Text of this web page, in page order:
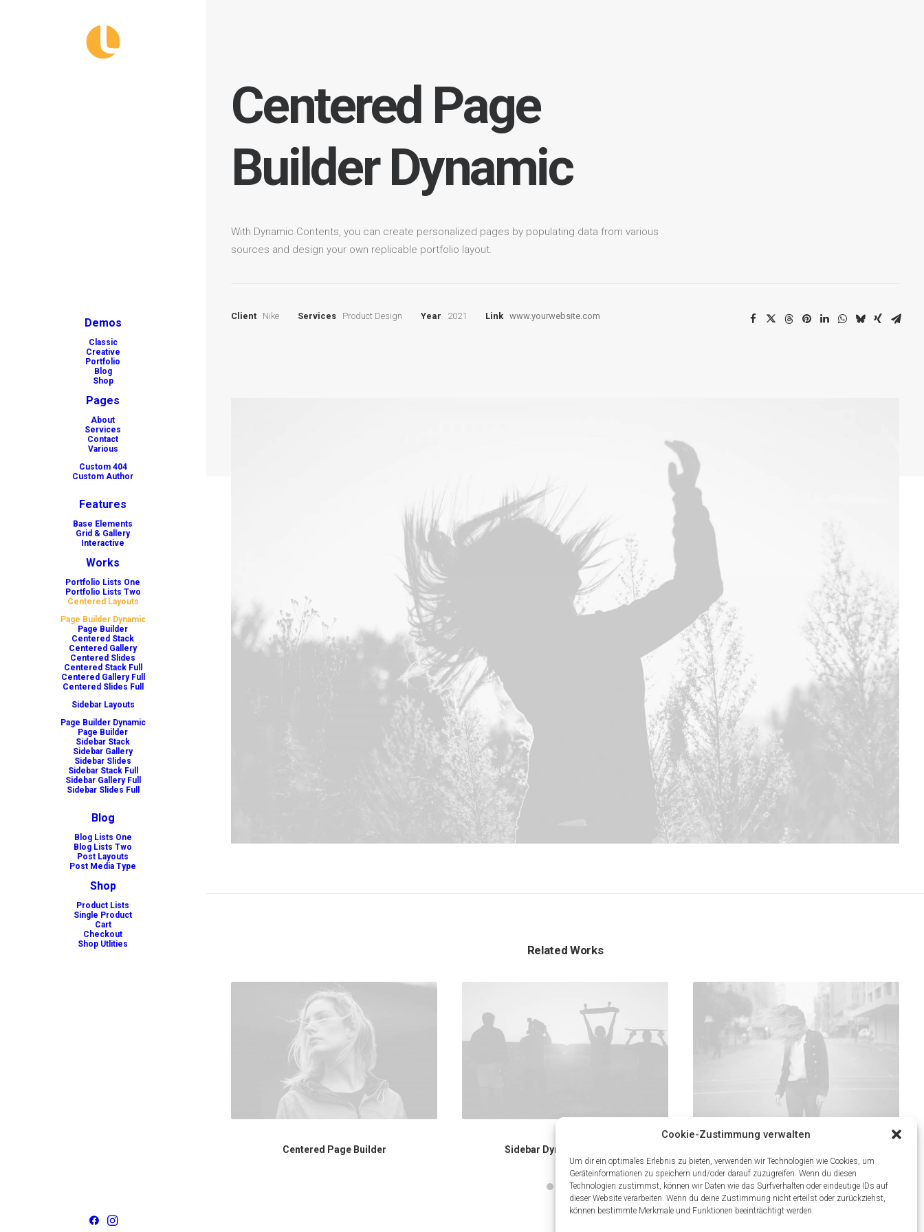
Cookie-Zustimmung verwalten
Um dir ein optimales Erlebnis zu bieten, verwenden wir Technologien wie Cookies, um
Geräteinformationen zu speichern und/oder darauf zuzugreifen. Wenn du diesen
Technologien zustimmst, können wir Daten wie das Surfverhalten oder eindeutige IDs auf
dieser Website verarbeiten. Wenn du deine Zustimmung nicht erteilst oder zurückziehst,
können bestimmte Merkmale und Funktionen beeinträchtigt werden.
Demos
Classic
Creative
Portfolio
Blog
Shop
Pages
About
Services
Contact
Various
Custom 404
Custom Author
Features
Base Elements
Grid & Gallery
Interactive
Works
Portfolio Lists One
Portfolio Lists Two
Centered Layouts
Page Builder Dynamic
Page Builder
Centered Stack
Centered Gallery
Centered Slides
Centered Stack Full
Centered Gallery Full
Centered Slides Full
Sidebar Layouts
Page Builder Dynamic
Page Builder
Sidebar Stack
Sidebar Gallery
Sidebar Slides
Sidebar Stack Full
Sidebar Gallery Full
Sidebar Slides Full
Blog
Blog Lists One
Blog Lists Two
Post Layouts
Post Media Type
Shop
Product Lists
Single Product
Cart
Checkout
Shop Utlities
Centered Page
Builder Dynamic
With Dynamic Contents, you can create personalized pages by populating data from various
sources and design your own replicable portfolio layout.
Client Nike Services Product Design Year 2021 Link www.yourwebsite.com
Related Works
Centered Page Builder Sidebar Dynamic Contents